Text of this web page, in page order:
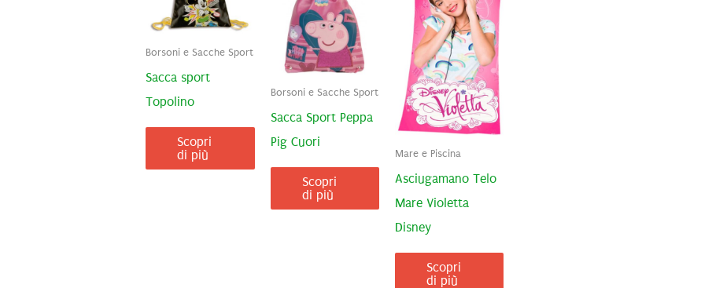
Borsoni e Sacche Sport
Sacca sport
Topolino
Scopri
di più
Borsoni e Sacche Sport
Sacca Sport Peppa
Pig Cuori
Scopri
di più
Mare e Piscina
Asciugamano Telo
Mare Violetta
Disney
Scopri
di più